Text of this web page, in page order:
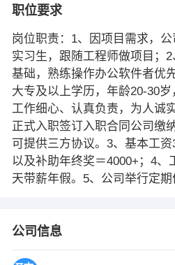
职位要求
岗位职责：1、因项目需求，
实习生，跟随工程师做项目；
基础，熟练操作办公软件者优
大专及以上学历，年龄20-30岁
工作细心、认真负责，为人诚
正式入职签订入职合同公司缴
可提供三方协议。3、基本工
以及补助年终奖＝4000+；4、
天带薪年假。5、公司举行定期
公司信息